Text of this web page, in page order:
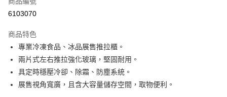
LINE Pay
街口支付
悠遊付
AFTEE先享後付
6103070
商品特色
專業冷凍食品、冰品展售推拉櫃。
兩片式左右推拉強化玻璃，堅固耐用。
具定時穩壓冷卻、除霜、防塵系統。
展售視角寬廣，且含大容量儲存空間，取物便利。